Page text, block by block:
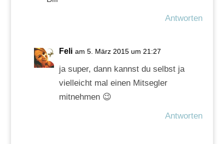
Antworten
Feli am 5. März 2015 um 21:27
ja super, dann kannst du selbst ja
vielleicht mal einen Mitsegler
mitnehmen 😉
Antworten